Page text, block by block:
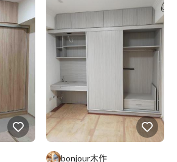
bonjour木作